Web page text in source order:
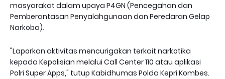
masyarakat dalam upaya P4GN (Pencegahan dan
Pemberantasan Penyalahgunaan dan Peredaran Gelap
Narkoba).
"Laporkan aktivitas mencurigakan terkait narkotika
kepada Kepolisian melalui Call Center 110 atau aplikasi
Polri Super Apps," tutup Kabidhumas Polda Kepri Kombes.